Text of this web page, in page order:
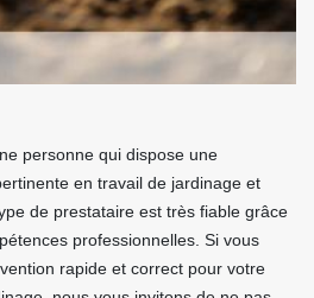
personne qui dispose une
en travail de jardinage et
de prestataire est très fiable grâce
professionnelles. Si vous
rapide et correct pour votre